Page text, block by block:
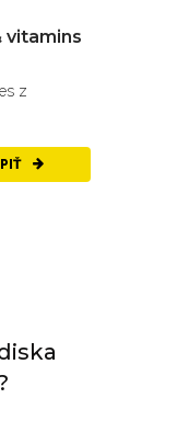
vitamins
z